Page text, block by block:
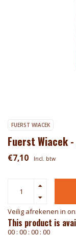
FUERST WIACEK
Fuerst Wiacek
€7,10 Incl. btw
Veilig afrekenen in
This product is
00 : 00 : 00 : 00